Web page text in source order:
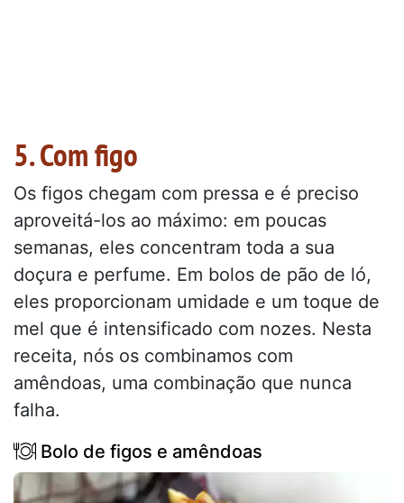
5. Com figo
Os figos chegam com pressa e é preciso
aproveitá-los ao máximo: em poucas
semanas, eles concentram toda a sua
doçura e perfume. Em bolos de pão de ló,
eles proporcionam umidade e um toque de
mel que é intensificado com nozes. Nesta
receita, nós os combinamos com
amêndoas, uma combinação que nunca
falha.
Bolo de figos e amêndoas